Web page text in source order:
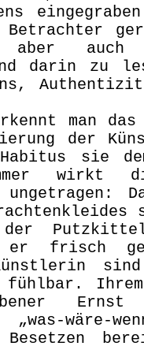
Betrachter
aber
darin zu
man
der
sie
wirkt
ungetragen:
frisch
fühlbar.
wäre-
Besetzen